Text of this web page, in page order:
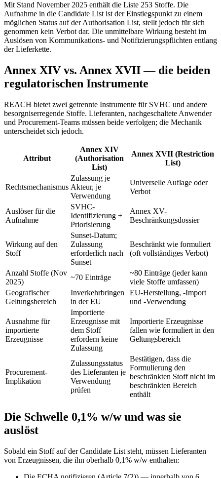
Mit Stand November 2025 enthält die Liste 253 Stoffe. Die
Aufnahme in die Candidate List ist der Einstiegspunkt zu einem
möglichen Status auf der Authorisation List, stellt jedoch für sich
genommen kein Verbot dar. Die unmittelbare Wirkung besteht im
Auslösen von Kommunikations- und Notifizierungspflichten entlang
der Lieferkette.
Annex XIV vs. Annex XVII — die beiden
regulatorischen Instrumente
REACH bietet zwei getrennte Instrumente für SVHC und andere
besorgniserregende Stoffe. Lieferanten, nachgeschaltete Anwender
und Procurement-Teams müssen beide verfolgen; die Mechanik
unterscheidet sich jedoch.
Attribut
Annex XIV
(Authorisation
List)
Annex XVII (Restriction
List)
Rechtsmechanismus
Zulassung je
Akteur, je
Verwendung
Universelle Auflage oder
Verbot
Auslöser für die
Aufnahme
SVHC-
Identifizierung +
Priorisierung
Annex XV-
Beschränkungsdossier
Wirkung auf den
Stoff
Sunset-Datum;
Zulassung
erforderlich nach
Sunset
Beschränkt wie formuliert
(oft vollständiges Verbot)
Anzahl Stoffe (Nov
2025)
~70 Einträge
~80 Einträge (jeder kann
viele Stoffe umfassen)
Geografischer
Geltungsbereich
Inverkehrbringen
in der EU
EU-Herstellung, -Import
und -Verwendung
Ausnahme für
importierte
Erzeugnisse
Importierte
Erzeugnisse mit
dem Stoff
erfordern keine
Zulassung
Importierte Erzeugnisse
fallen wie formuliert in den
Geltungsbereich
Procurement-
Implikation
Zulassungsstatus
des Lieferanten je
Verwendung
prüfen
Bestätigen, dass die
Formulierung den
beschränkten Stoff nicht im
beschränkten Bereich
enthält
Die Schwelle 0,1% w/w und was sie
auslöst
Sobald ein Stoff auf der Candidate List steht, müssen Lieferanten
von Erzeugnissen, die ihn oberhalb 0,1% w/w enthalten: